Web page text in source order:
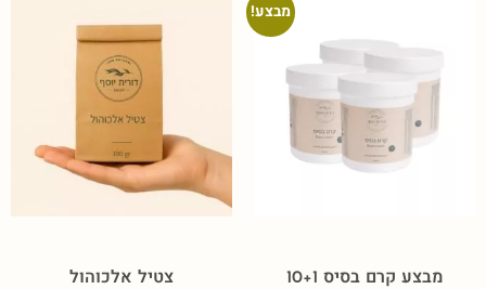
מבצע!
מבצע קרם בסיס 10+1 צטיל אלכוהול